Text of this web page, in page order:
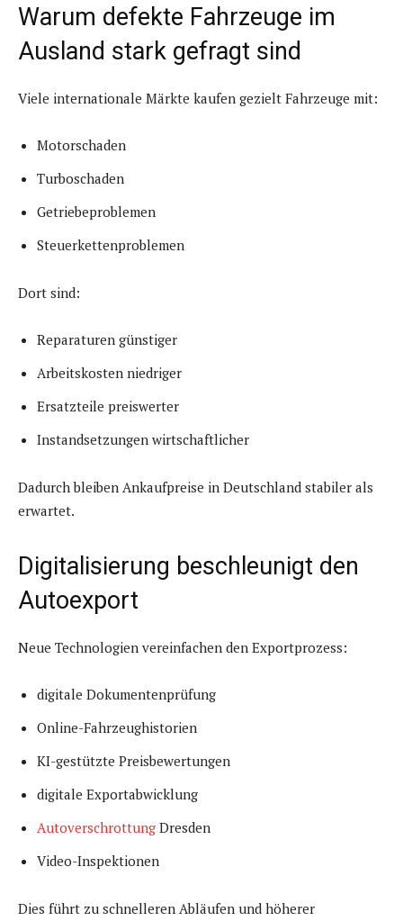
Warum defekte Fahrzeuge im
Ausland stark gefragt sind
Viele internationale Märkte kaufen gezielt Fahrzeuge mit:
Motorschaden
Turboschaden
Getriebeproblemen
Steuerkettenproblemen
Dort sind:
Reparaturen günstiger
Arbeitskosten niedriger
Ersatzteile preiswerter
Instandsetzungen wirtschaftlicher
Dadurch bleiben Ankaufpreise in Deutschland stabiler als
erwartet.
Digitalisierung beschleunigt den
Autoexport
Neue Technologien vereinfachen den Exportprozess:
digitale Dokumentenprüfung
Online-Fahrzeughistorien
KI-gestützte Preisbewertungen
digitale Exportabwicklung
Autoverschrottung Dresden
Video-Inspektionen
Dies führt zu schnelleren Abläufen und höherer